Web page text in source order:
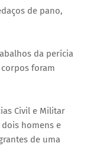
de pano,
da perícia
foram
Civil e Militar
homens e
de uma